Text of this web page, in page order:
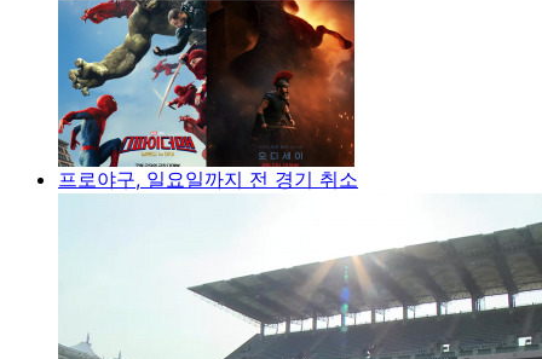
프로야구, 일요일까지 전 경기 취소